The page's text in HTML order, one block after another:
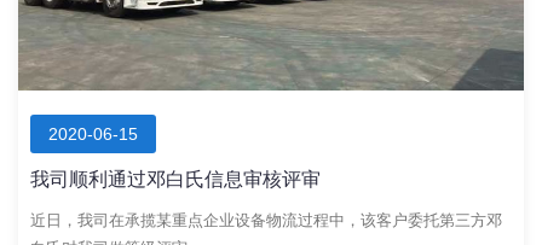
2020-06-15
我司顺利通过邓白氏信息审核评审
近日，我司在承揽某重点企业设备物流过程中，该客户委托第三方邓